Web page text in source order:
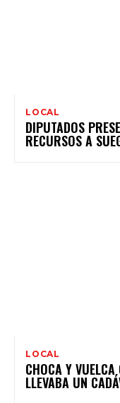
LOCAL
DIPUTADOS
RECURSOS A
LOCAL
CHOCA Y
LLEVABA UN